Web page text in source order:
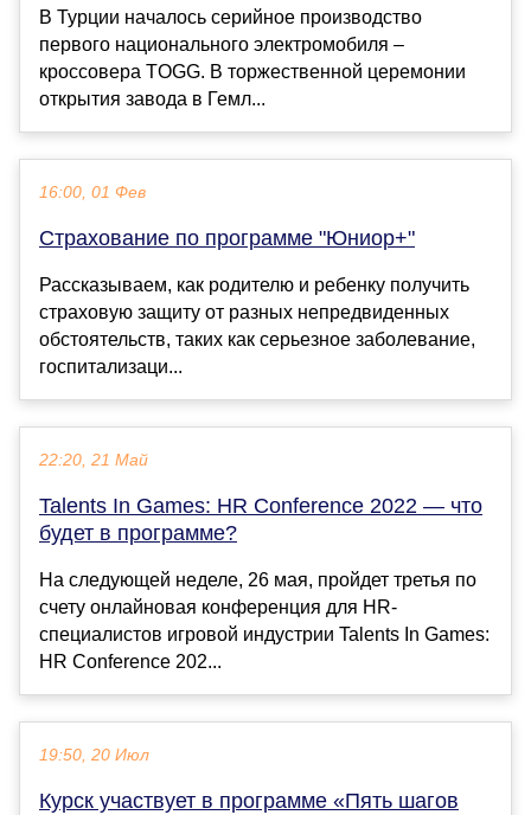
В Турции началось серийное производство
первого национального электромобиля –
кроссовера TOGG. В торжественной церемонии
открытия завода в Гемл...
16:00, 01 Фев
Страхование по программе "Юниор+"
Рассказываем, как родителю и ребенку получить
страховую защиту от разных непредвиденных
обстоятельств, таких как серьезное заболевание,
госпитализаци...
22:20, 21 Май
Talents In Games: HR Conference 2022 — что
будет в программе?
На следующей неделе, 26 мая, пройдет третья по
счету онлайновая конференция для HR-
специалистов игровой индустрии Talents In Games:
HR Conference 202...
19:50, 20 Июл
Курск участвует в программе «Пять шагов